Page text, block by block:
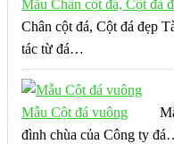
Mẫu Chân cột đá, Cột đá
Chân cột đá, Cột đá đẹp
tác từ đá…
Mẫu Cột đá vuông Mẫu
đình chùa của Công ty